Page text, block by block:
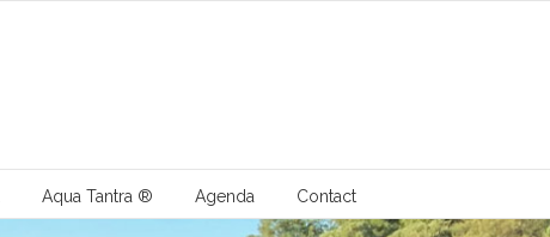
Aqua Tantra ® Agenda Contact